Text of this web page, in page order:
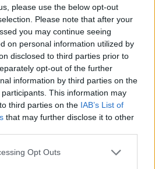
please use the below opt-out
Please note that after your
you may continue seeing
on personal information utilized by
disclosed to third parties prior to
opt-out of the further
information by third parties on the
participants. This information may
third parties on the IAB’s List of
that may further disclose it to other
Opt Outs
Ο ομιλητής ανέδειξε πέντε
τον αρχικό σκοπό της FCTC: (1)
μεταξύ συμβατικών
(2) Υπερβολική έμφαση στη
(3) Μονομερής εστίαση στα
Υπερβολική ενασχόληση με την
των εναλλακτικών
στον αρχικό μας στόχο»,
βασική ιδέα είναι να